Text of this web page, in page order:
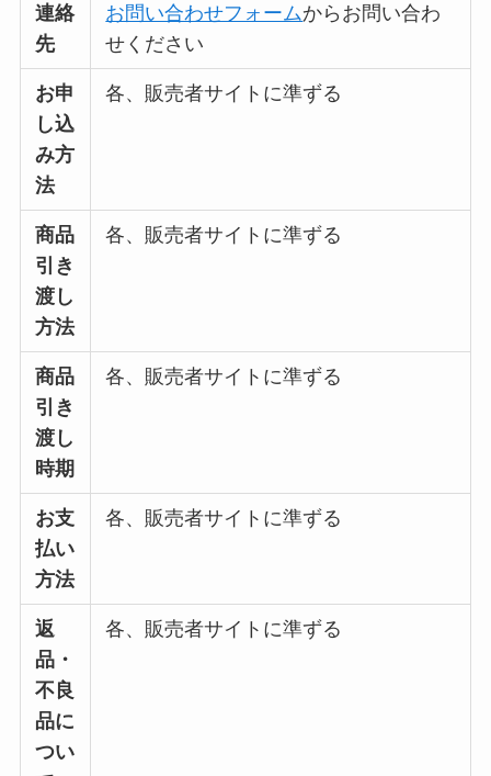
連絡
先
お問い合わせフォームからお問い合わ
せください
お申
し込
み方
法
各、販売者サイトに準ずる
商品
引き
渡し
方法
各、販売者サイトに準ずる
商品
引き
渡し
時期
各、販売者サイトに準ずる
お支
払い
方法
各、販売者サイトに準ずる
返
品・
不良
品に
つい
各、販売者サイトに準ずる